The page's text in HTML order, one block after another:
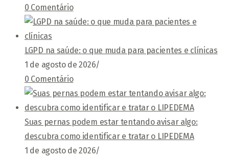
0 Comentário
LGPD na saúde: o que muda para pacientes e clínicas
1 de agosto de 2026/
0 Comentário
Suas pernas podem estar tentando avisar algo:
descubra como identificar e tratar o LIPEDEMA
1 de agosto de 2026/